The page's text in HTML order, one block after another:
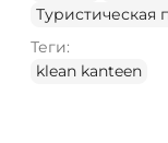
Туристическая
Теги:
klean kanteen